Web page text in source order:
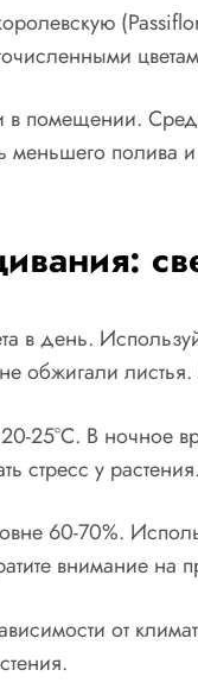
помещении.
полива
в день.
обжигали
25°C. В ночное
стресс у растения.
60-70%.
внимание на
от